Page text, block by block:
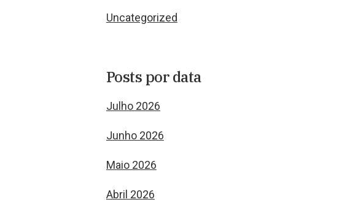
Uncategorized
Posts por data
Julho 2026
Junho 2026
Maio 2026
Abril 2026